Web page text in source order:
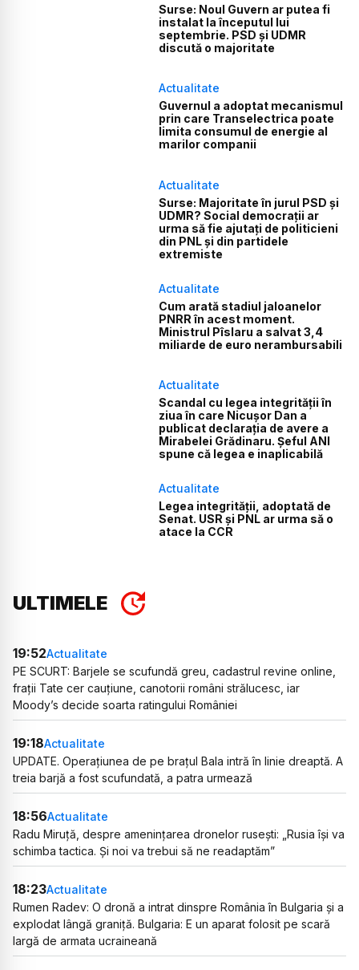
Surse: Noul Guvern ar putea fi
instalat la începutul lui
septembrie. PSD și UDMR
discută o majoritate
Actualitate
Guvernul a adoptat mecanismul
prin care Transelectrica poate
limita consumul de energie al
marilor companii
Actualitate
Surse: Majoritate în jurul PSD și
UDMR? Social democrații ar
urma să fie ajutați de politicieni
din PNL și din partidele
extremiste
Actualitate
Cum arată stadiul jaloanelor
PNRR în acest moment.
Ministrul Pîslaru a salvat 3,4
miliarde de euro nerambursabili
Actualitate
Scandal cu legea integrității în
ziua în care Nicușor Dan a
publicat declarația de avere a
Mirabelei Grădinaru. Șeful ANI
spune că legea e inaplicabilă
Actualitate
Legea integrității, adoptată de
Senat. USR și PNL ar urma să o
atace la CCR
ULTIMELE
19:52Actualitate
PE SCURT: Barjele se scufundă greu, cadastrul revine online,
frații Tate cer cauțiune, canotorii români strălucesc, iar
Moody’s decide soarta ratingului României
19:18Actualitate
UPDATE. Operațiunea de pe brațul Bala intră în linie dreaptă. A
treia barjă a fost scufundată, a patra urmează
18:56Actualitate
Radu Miruță, despre amenințarea dronelor rusești: „Rusia își va
schimba tactica. Și noi va trebui să ne readaptăm”
18:23Actualitate
Rumen Radev: O dronă a intrat dinspre România în Bulgaria și a
explodat lângă graniță. Bulgaria: E un aparat folosit pe scară
largă de armata ucraineană